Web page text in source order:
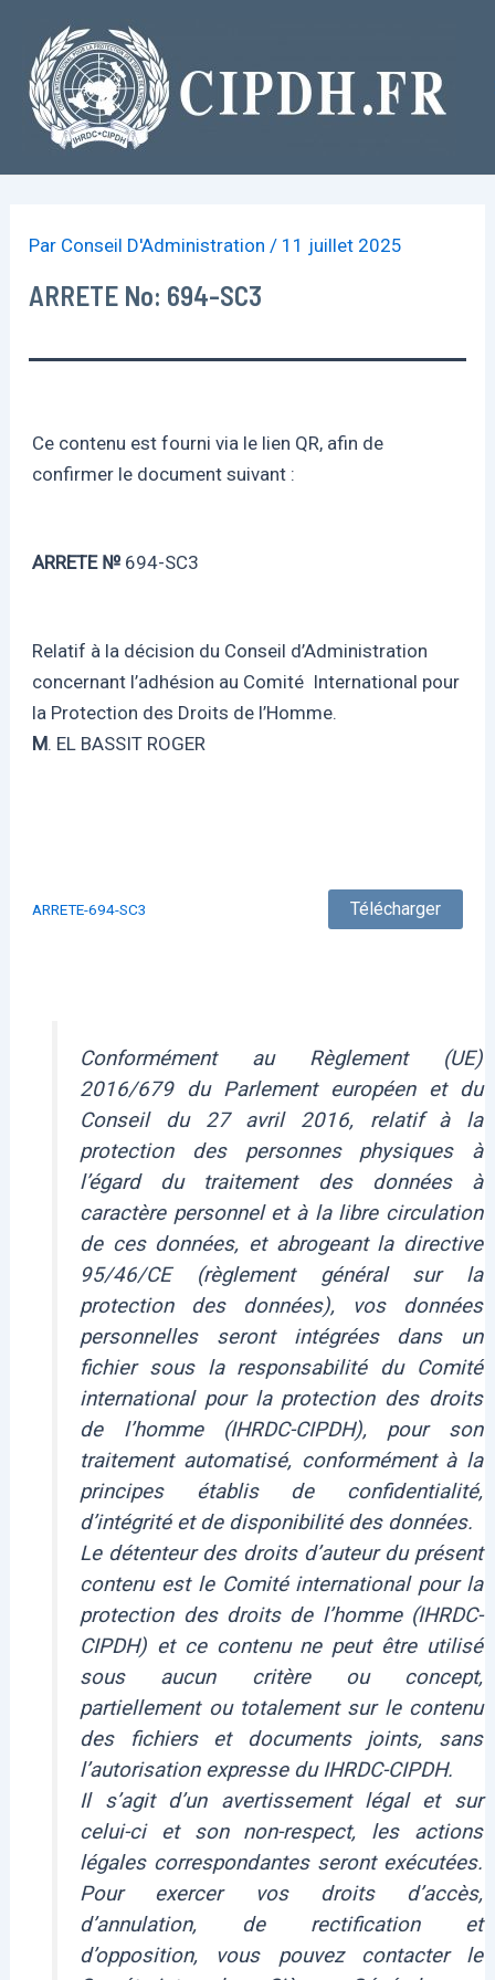
contenu
Par Conseil D'Administration/ 11 juillet 2025
ARRETE No: 694-SC3
Ce contenu est fourni via le lien QR, afin de
confirmer le document suivant :
ARRETE № 694-SC3
Relatif à la décision du Conseil d’Administration
concernant l’adhésion au Comité International pour
la Protection des Droits de l’Homme.
M. EL BASSIT ROGER
ARRETE-694-SC3 Télécharger
Conformément au Règlement (UE)
2016/679 du Parlement européen et du
Conseil du 27 avril 2016, relatif à la
protection des personnes physiques à
l’égard du traitement des données à
caractère personnel et à la libre circulation
de ces données, et abrogeant la directive
95/46/CE (règlement général sur la
protection des données), vos données
personnelles seront intégrées dans un
fichier sous la responsabilité du Comité
international pour la protection des droits
de l’homme (IHRDC-CIPDH), pour son
traitement automatisé, conformément à la
principes établis de confidentialité,
d’intégrité et de disponibilité des données.
Le détenteur des droits d’auteur du présent
contenu est le Comité international pour la
protection des droits de l’homme (IHRDC-
CIPDH) et ce contenu ne peut être utilisé
sous aucun critère ou concept,
partiellement ou totalement sur le contenu
des fichiers et documents joints, sans
l’autorisation expresse du IHRDC-CIPDH.
Il s’agit d’un avertissement légal et sur
celui-ci et son non-respect, les actions
légales correspondantes seront exécutées.
Pour exercer vos droits d’accès,
d’annulation, de rectification et
d’opposition, vous pouvez contacter le